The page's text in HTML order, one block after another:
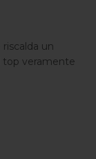
un
top veramente